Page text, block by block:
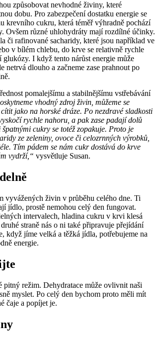
způsobovat nevhodné živiny, které
dobu. Pro zabezpečení dostatku energie se
krevního cukru, která téměř výhradně pochází
Ovšem různé uhlohydráty mají rozdílné účinky.
či rafinované sacharidy, které jsou například ve
v bílém chlebu, do krve se relativně rychle
I když tento nárůst energie může
netrvá dlouho a začneme zase prahnout po
pomalejšímu a stabilnějšímu vstřebávání
vhodný zdroj živin, můžeme se
jako na horské dráze. Po nezdravé sladkosti
rychle nahoru, a pak zase padají dolů
cukry se totéž zopakuje. Proto je
ze zeleniny, ovoce či celozrnných výrobků,
Tím pádem se nám cukr dostává do krve
vydrží,“ vysvětluje Susan.
vyvážených živin v průběhu celého dne. Ti
jídlo, prostě nemohou celý den fungovat.
intervalech, hladina cukru v krvi klesá
straně nás o ni také připravuje přejídání
když jíme velká a těžká jídla, potřebujeme na
energie.
pitný režim. Dehydratace může ovlivnit naši
myslet. Po celý den bychom proto měli mít
čaje a popíjet je.